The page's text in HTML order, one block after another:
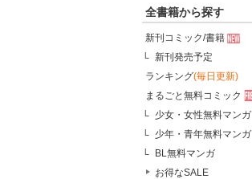
全書籍から探す
新刊コミック/書籍
新刊発売予定
ランキング(毎日更新)
まるごと無料コミック
少女・女性無料マンガ
少年・青年無料マンガ
BL無料マンガ
お得なSALE